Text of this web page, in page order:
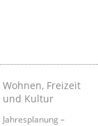
Wohnen, Freizeit
und Kultur
Jahresplanung –